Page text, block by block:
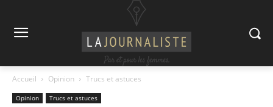
Accueil Opinion Trucs et astuces
Opinion Trucs et astuces